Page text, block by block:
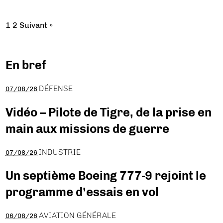
1 2 Suivant »
En bref
07/08/26 DÉFENSE
Vidéo – Pilote de Tigre, de la prise en
main aux missions de guerre
07/08/26 INDUSTRIE
Un septième Boeing 777-9 rejoint le
programme d’essais en vol
06/08/26 AVIATION GÉNÉRALE